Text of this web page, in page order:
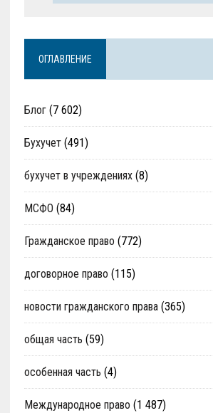
ОГЛАВЛЕНИЕ
Блог(7 602)
Бухучет(491)
бухучет в учреждениях(8)
МСФО (84)
Гражданское право (772)
договорное право (115)
новости гражданского права(365)
общая часть (59)
особенная часть (4)
Международное право (1 487)